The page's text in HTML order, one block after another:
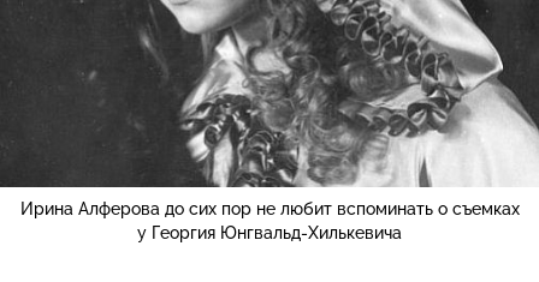
Ирина Алферова до сих пор не любит вспоминать о съемках
у Георгия Юнгвальд-Хилькевича